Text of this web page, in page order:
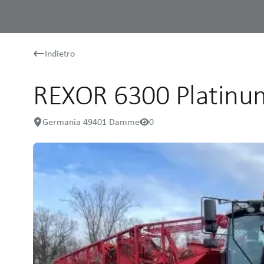
Indietro
REXOR 6300
Germania 49401 Damme 0